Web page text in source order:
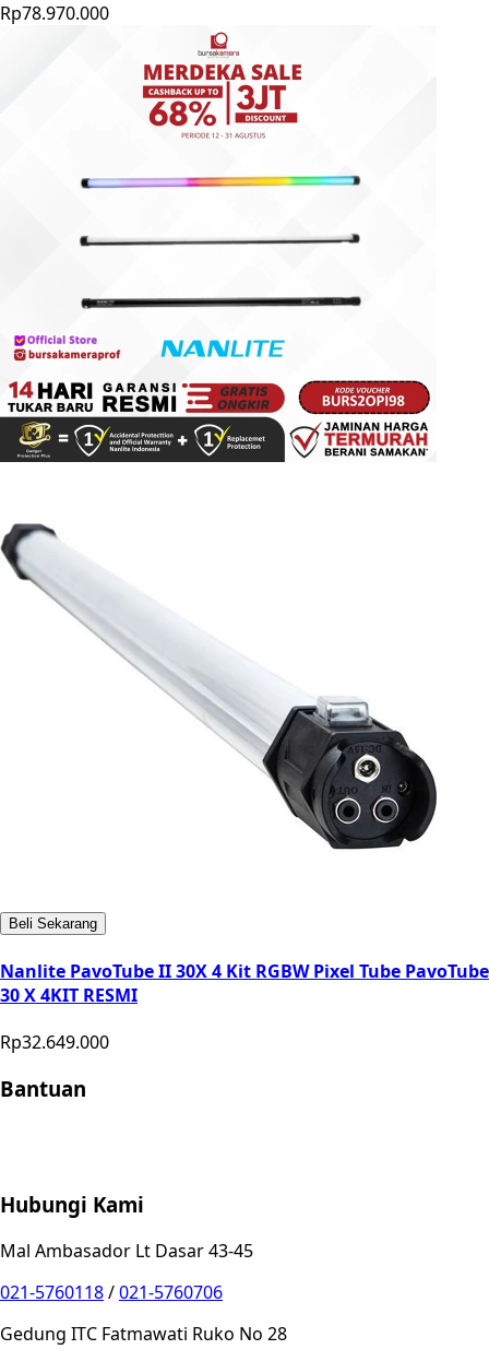
Rp78.970.000
Beli Sekarang
Nanlite PavoTube II 30X 4 Kit RGBW Pixel Tube PavoTube
30 X 4KIT RESMI
Rp32.649.000
Bantuan
Hubungi Kami
Mal Ambasador Lt Dasar 43-45
021-5760118/021-5760706
Gedung ITC Fatmawati Ruko No 28